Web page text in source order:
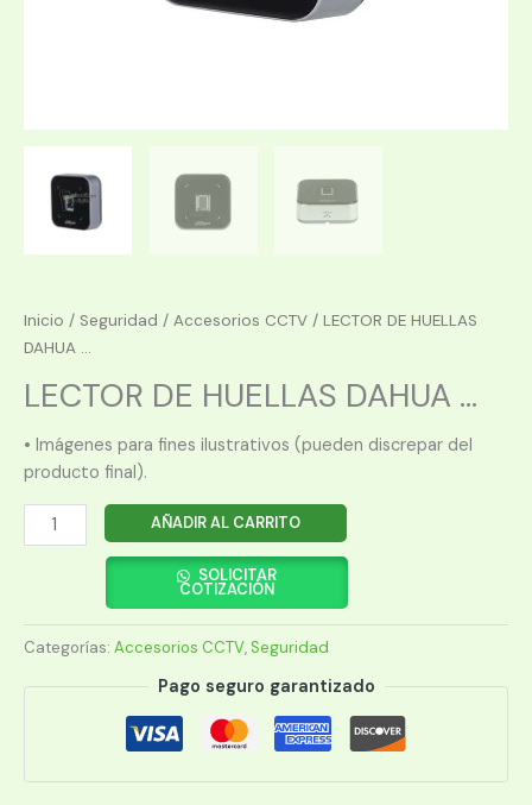
Inicio / Seguridad / Accesorios CCTV / LECTOR DE HUELLAS
DAHUA ...
LECTOR DE HUELLAS DAHUA ...
• Imágenes para fines ilustrativos (pueden discrepar del
producto final).
LECTOR
DE
ASR2102A
cantidad
AÑADIR AL CARRITO
SOLICITAR
COTIZACIÓN
Categorías: Accesorios CCTV, Seguridad
Pago seguro garantizado